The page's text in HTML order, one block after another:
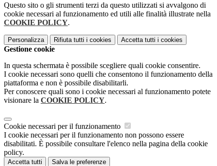
Questo sito o gli strumenti terzi da questo utilizzati si avvalgono di
cookie necessari al funzionamento ed utili alle finalità illustrate nella
COOKIE POLICY.
Personalizza Rifiuta tutti i cookies Accetta tutti i cookies
Gestione cookie
In questa schermata è possibile scegliere quali cookie consentire.
I cookie necessari sono quelli che consentono il funzionamento della
piattaforma e non è possibile disabilitarli.
Per conoscere quali sono i cookie necessari al funzionamento potete
visionare la COOKIE POLICY.
Cookie necessari per il funzionamento
I cookie necessari per il funzionamento non possono essere
disabilitati. È possibile consultare l'elenco nella pagina della cookie
policy.
Accetta tutti Salva le preferenze